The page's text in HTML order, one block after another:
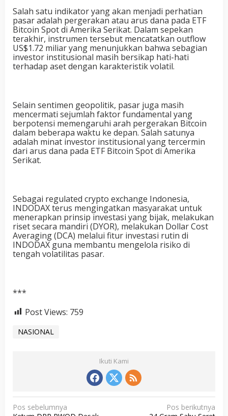
Salah satu indikator yang akan menjadi perhatian
pasar adalah pergerakan atau arus dana pada ETF
Bitcoin Spot di Amerika Serikat. Dalam sepekan
terakhir, instrumen tersebut mencatatkan outflow
US$1.72 miliar yang menunjukkan bahwa sebagian
investor institusional masih bersikap hati-hati
terhadap aset dengan karakteristik volatil.
Selain sentimen geopolitik, pasar juga masih
mencermati sejumlah faktor fundamental yang
berpotensi memengaruhi arah pergerakan Bitcoin
dalam beberapa waktu ke depan. Salah satunya
adalah minat investor institusional yang tercermin
dari arus dana pada ETF Bitcoin Spot di Amerika
Serikat.
Sebagai regulated crypto exchange Indonesia,
INDODAX terus mengingatkan masyarakat untuk
menerapkan prinsip investasi yang bijak, melakukan
riset secara mandiri (DYOR), melakukan Dollar Cost
Averaging (DCA) melalui fitur investasi rutin di
INDODAX guna membantu mengelola risiko di
tengah volatilitas pasar.
***
Post Views: 759
NASIONAL
Ikuti Kami
N
Pos sebelumnya
Pos berikutnya